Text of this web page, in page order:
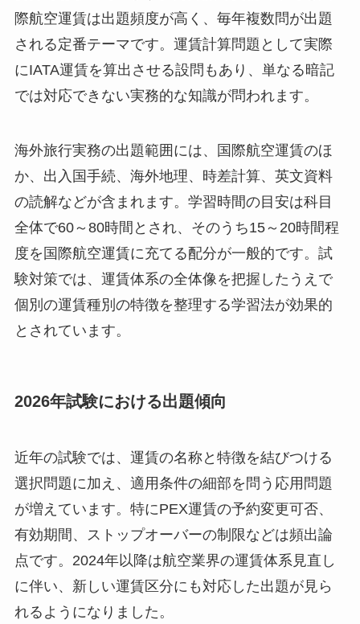
際航空運賃は出題頻度が高く、毎年複数問が出題
される定番テーマです。運賃計算問題として実際
にIATA運賃を算出させる設問もあり、単なる暗記
では対応できない実務的な知識が問われます。
海外旅行実務の出題範囲には、国際航空運賃のほ
か、出入国手続、海外地理、時差計算、英文資料
の読解などが含まれます。学習時間の目安は科目
全体で60～80時間とされ、そのうち15～20時間程
度を国際航空運賃に充てる配分が一般的です。試
験対策では、運賃体系の全体像を把握したうえで
個別の運賃種別の特徴を整理する学習法が効果的
とされています。
2026年試験における出題傾向
近年の試験では、運賃の名称と特徴を結びつける
選択問題に加え、適用条件の細部を問う応用問題
が増えています。特にPEX運賃の予約変更可否、
有効期間、ストップオーバーの制限などは頻出論
点です。2024年以降は航空業界の運賃体系見直し
に伴い、新しい運賃区分にも対応した出題が見ら
れるようになりました。